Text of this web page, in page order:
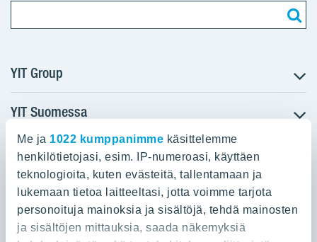
Me ja 1022 kumppanimme käsittelemme
henkilötietojasi, esim. IP-numeroasi, käyttäen
teknologioita, kuten evästeitä, tallentamaan ja
lukemaan tietoa laitteeltasi, jotta voimme tarjota
personoituja mainoksia ja sisältöjä, tehdä mainosten
ja sisältöjen mittauksia, saada näkemyksiä
YIT Group
Tietoa YIT:stä
Töihin meille
Sijoittajat
Projektit
Vastuullisuus
Media
YIT Suomessa
Myytävät asunnot
Vuokrattavat toimitilat
Kiinteistösijoittaminen
Infrarakentaminen
YIT:n pääkonttori
Panuntie 11, PL 36, 00620 Helsinki
020 433 111